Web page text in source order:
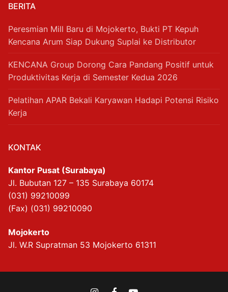
BERITA
Peresmian Mill Baru di Mojokerto, Bukti PT Kepuh
Kencana Arum Siap Dukung Suplai ke Distributor
KENCANA Group Dorong Cara Pandang Positif untuk
Produktivitas Kerja di Semester Kedua 2026
Pelatihan APAR Bekali Karyawan Hadapi Potensi Risiko
Kerja
KONTAK
Kantor Pusat (Surabaya)
Jl. Bubutan 127 – 135 Surabaya 60174
(031) 99210099
(Fax) (031) 99210090
Mojokerto
Jl. W.R Supratman 53 Mojokerto 61311